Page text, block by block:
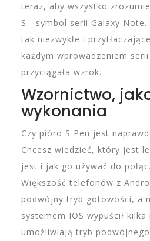
teraz, aby wszystko
S - symbol serii Galaxy Note.
tak niezwykłe i
każdym wprowadzeniem
przyciągała wzrok.
Wzornictwo,
wykonania
Czy pióro S Pen jest
Chcesz wiedzieć, który jest
jest i jak go używać do
Większość telefonów z
podwójny tryb gotowości, a
systemem IOS wypuścił
umożliwiają tryb